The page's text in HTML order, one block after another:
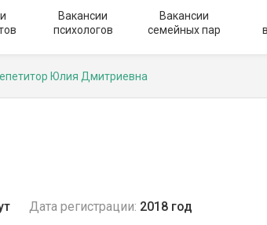
Вакансии
психологов
Вакансии
семейных пар
Юлия Дмитриевна
Дата регистрации: 2018 год